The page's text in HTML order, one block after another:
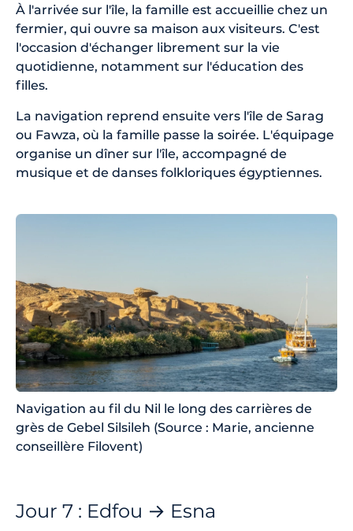
À l'arrivée sur l'île, la famille est accueillie chez un
fermier, qui ouvre sa maison aux visiteurs. C'est
l'occasion d'échanger librement sur la vie
quotidienne, notamment sur l'éducation des
filles.
La navigation reprend ensuite vers l'île de Sarag
ou Fawza, où la famille passe la soirée. L'équipage
organise un dîner sur l'île, accompagné de
musique et de danses folkloriques égyptiennes.
Navigation au fil du Nil le long des carrières de
grès de Gebel Silsileh (Source : Marie, ancienne
conseillère Filovent)
Jour 7 : Edfou → Esna